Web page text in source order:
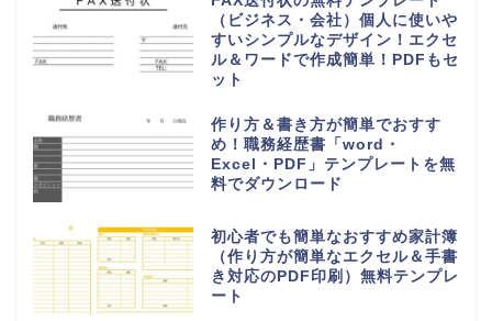
（ビジネス・会社）個人に使いや
すいシンプルなデザイン！エクセ
ル＆ワードで作成簡単！PDFもセ
ット
作り方＆書き方が簡単でおすす
め！職務経歴書「word・
Excel・PDF」テンプレートを無
料でダウンロード
初心者でも簡単なおすすめ家計簿
（作り方が簡単なエクセル＆手書
き対応のPDF印刷）無料テンプレ
ート